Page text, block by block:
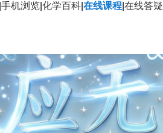
手机浏览 化学百科 在线课程 在线答疑